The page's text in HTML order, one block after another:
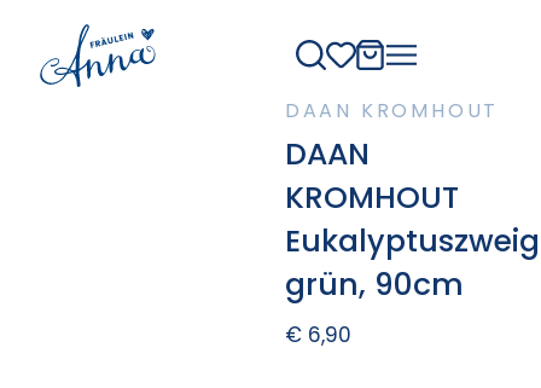
DAAN KROMHOUT
DAAN
KROMHOUT
Eukalyptuszweig
grün, 90cm
€6,90